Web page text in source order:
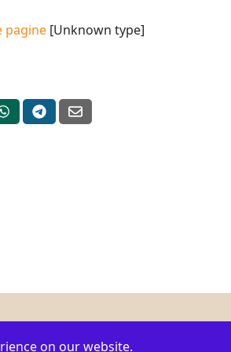
pagine [Unknown type]
us byTelegramorWhatsapptoask for
on our website.